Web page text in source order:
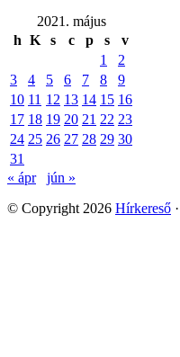
2021. május
h K s c p s
v
1
2
3
4 5 6 7 8
9
10 11 12 13 14 15 16
17 18 19 20 21 22 23
24 25 26 27 28 29 30
31
« ápr
jún »
© Copyright 2026 Hírkereső